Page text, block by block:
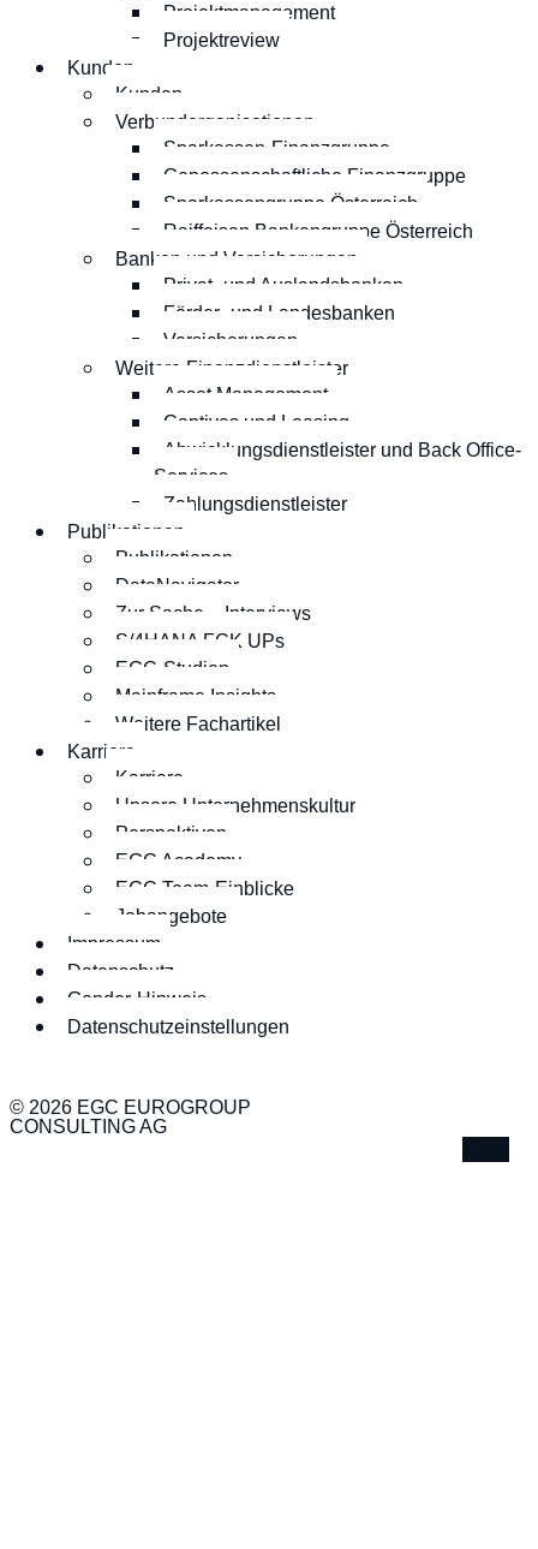
Projektmanagement
Projektreview
Kunden
Kunden
Verbundorganisationen
Sparkassen-Finanzgruppe
Genossenschaftliche Finanzgruppe
Sparkassengruppe Österreich
Raiffeisen Bankengruppe Österreich
Banken und Versicherungen
Privat- und Auslandsbanken
Förder- und Landesbanken
Versicherungen
Weitere Finanzdienstleister
Asset Management
Captives und Leasing
Abwicklungsdienstleister und Back Office-
Services
Zahlungsdienstleister
Publikationen
Publikationen
DataNavigator
Zur Sache – Interviews
S/4HANA FCK UPs
EGC-Studien
Mainframe Insights
Weitere Fachartikel
Karriere
Karriere
Unsere Unternehmenskultur
Perspektiven
EGC Academy
EGC Team-Einblicke
Jobangebote
Impressum
Datenschutz
Gender-Hinweis
Datenschutzeinstellungen
© 2026 EGC EUROGROUP
CONSULTING AG